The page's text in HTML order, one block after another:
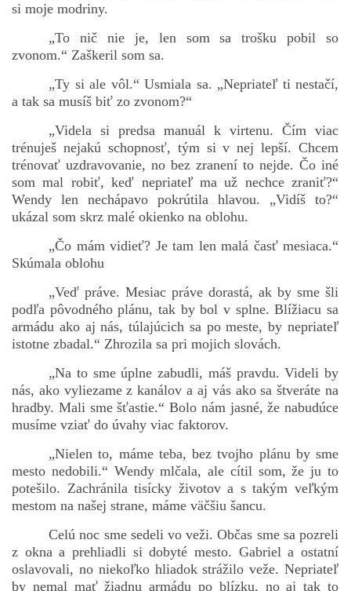
si moje modriny.
„To nič nie je, len som sa trošku pobil so
zvonom.“ Zaškeril som sa.
„Ty si ale vôl.“ Usmiala sa. „Nepriateľ ti nestačí,
a tak sa musíš biť zo zvonom?“
„Videla si predsa manuál k virtenu. Čím viac
trénuješ nejakú schopnosť, tým si v nej lepší. Chcem
trénovať uzdravovanie, no bez zranení to nejde. Čo iné
som mal robiť, keď nepriateľ ma už nechce zraniť?“
Wendy len nechápavo pokrútila hlavou. „Vidíš to?“
ukázal som skrz malé okienko na oblohu.
„Čo mám vidieť? Je tam len malá časť mesiaca.“
Skúmala oblohu
„Veď práve. Mesiac práve dorastá, ak by sme šli
podľa pôvodného plánu, tak by bol v splne. Blížiacu sa
armádu ako aj nás, túlajúcich sa po meste, by nepriateľ
istotne zbadal.“ Zhrozila sa pri mojich slovách.
„Na to sme úplne zabudli, máš pravdu. Videli by
nás, ako vyliezame z kanálov a aj vás ako sa štveráte na
hradby. Mali sme šťastie.“ Bolo nám jasné, že nabudúce
musíme vziať do úvahy viac faktorov.
„Nielen to, máme teba, bez tvojho plánu by sme
mesto nedobili.“ Wendy mlčala, ale cítil som, že ju to
potešilo. Zachránila tisícky životov a s takým veľkým
mestom na našej strane, máme väčšiu šancu.
Celú noc sme sedeli vo veži. Občas sme sa pozreli
z okna a prehliadli si dobyté mesto. Gabriel a ostatní
oslavovali, no niekoľko hliadok strážilo veže. Nepriateľ
by nemal mať žiadnu armádu po blízku, no aj tak to